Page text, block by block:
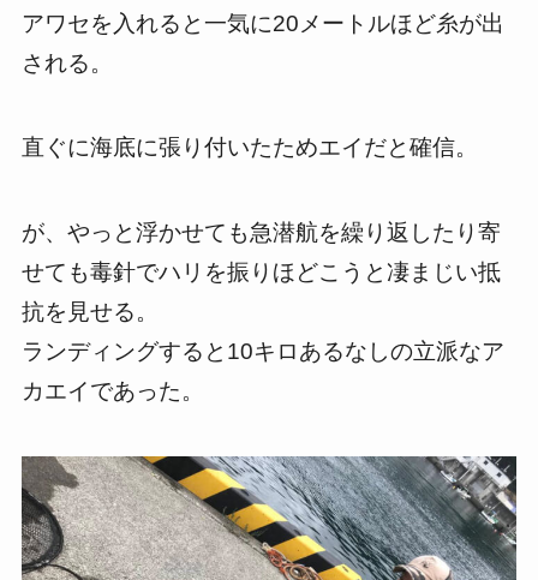
アワセを入れると一気に20メートルほど糸が出
される。
直ぐに海底に張り付いたためエイだと確信。
が、やっと浮かせても急潜航を繰り返したり寄
せても毒針でハリを振りほどこうと凄まじい抵
抗を見せる。
ランディングすると10キロあるなしの立派なア
カエイであった。